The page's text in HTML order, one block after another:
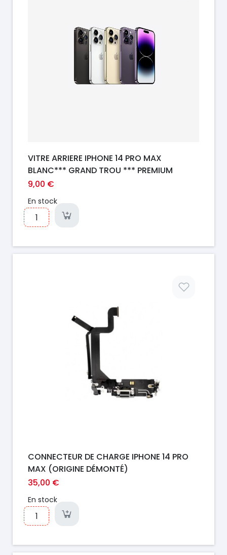
VITRE ARRIERE IPHONE 14 PRO MAX
BLANC*** GRAND TROU *** PREMIUM
9,00 €
En stock
CONNECTEUR DE CHARGE IPHONE 14 PRO
MAX (ORIGINE DÉMONTÉ)
35,00 €
En stock